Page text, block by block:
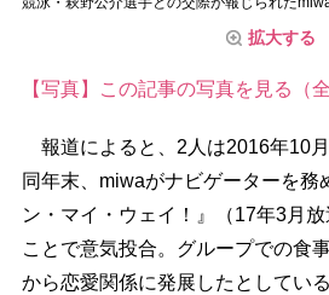
拡大する
【写真】この記事の写真を見る（全
報道によると、2人は2016年10月
同年末、miwaがナビゲーターを務
ン・マイ・ウェイ！』（17年3月
ことで意気投合。グループでの食
から恋愛関係に発展したとしている